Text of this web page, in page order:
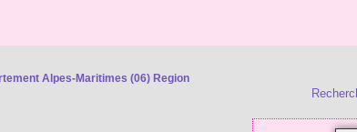
Alpes-Maritimes (06) Region